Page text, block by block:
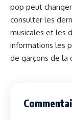
pop peut
consulter les
musicales et les
informations les
de garçons de la